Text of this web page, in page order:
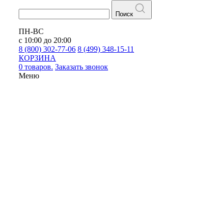
Поиск
ПН-ВС
с 10:00 до 20:00
8 (800) 302-77-06 8 (499) 348-15-11
КОРЗИНА
0 товаров. Заказать звонок
Меню